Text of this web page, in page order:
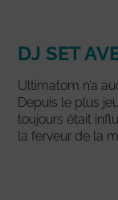
DJ SET
Ultimatom n’a
Depuis le plus
toujours était
la ferveur de la